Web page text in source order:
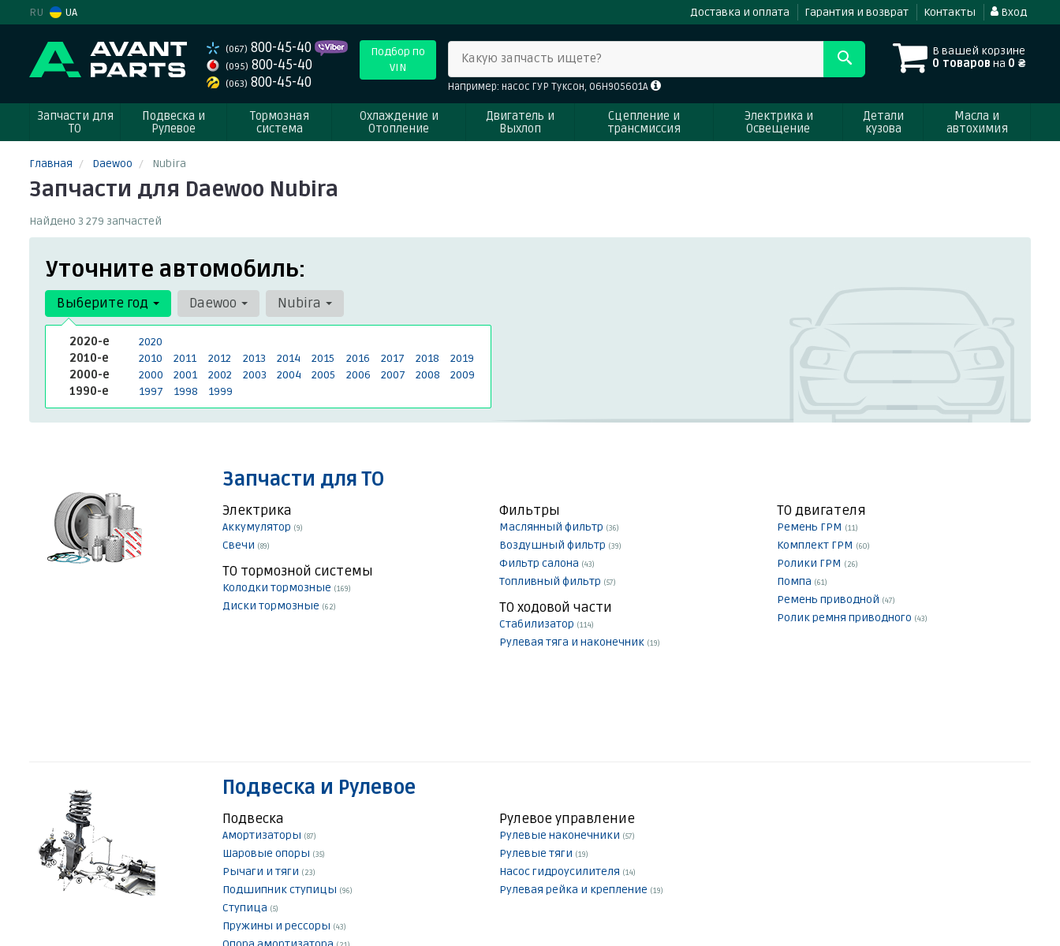
RU UA Доставка и оплата Гарантия и возврат Контакты Вход
(067) 800-45-40
(095) 800-45-40
(063) 800-45-40
Подбор по
VIN
В вашей корзине
0 товаров на 0 ₴
Какую запчасть ищете?
Например: насос ГУР Туксон, 06H905601A
Запчасти для
ТО
Подвеска и
Рулевое
Тормозная
система
Охлаждение и
Отопление
Двигатель и
Выхлоп
Сцепление и
трансмиссия
Электрика и
Освещение
Детали
кузова
Масла и
автохимия
Главная Daewoo Nubira
Запчасти для Daewoo Nubira
Найдено 3 279 запчастей
Уточните автомобиль:
Выберите год
2020-е
2020
2010-е
2010 2011 2012 2013 2014 2015 2016 2017 2018
2019
2000-е
2000 2001 2002 2003 2004 2005 2006 2007 2008
2009
1990-е
1997 1998 1999
Daewoo Nubira
Запчасти для ТО
Электрика
Аккумулятор (9)
Свечи (89)
Фильтры
Маслянный фильтр (36)
Воздушный фильтр (39)
Фильтр салона (43)
Топливный фильтр (57)
ТО двигателя
Ремень ГРМ (11)
Комплект ГРМ (60)
Ролики ГРМ (26)
Помпа (61)
Ремень приводной (47)
Ролик ремня приводного (43)
ТО тормозной системы
Колодки тормозные (169)
Диски тормозные (62) ТО ходовой части
Стабилизатор (114)
Рулевая тяга и наконечник (19)
Подвеска и Рулевое
Подвеска
Амортизаторы (87)
Шаровые опоры (35)
Рычаги и тяги (23)
Подшипник ступицы (96)
Ступица (5)
Пружины и рессоры (43)
Рулевое управление
Рулевые наконечники (57)
Рулевые тяги (19)
Насос гидроусилителя (14)
Рулевая рейка и крепление (19)